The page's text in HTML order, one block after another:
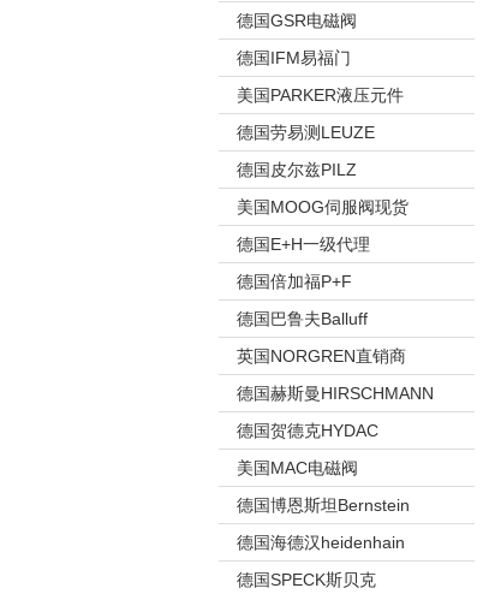
德国GSR电磁阀
德国IFM易福门
美国PARKER液压元件
德国劳易测LEUZE
德国皮尔兹PILZ
美国MOOG伺服阀现货
德国E+H一级代理
德国倍加福P+F
德国巴鲁夫Balluff
英国NORGREN直销商
德国赫斯曼HIRSCHMANN
德国贺德克HYDAC
美国MAC电磁阀
德国博恩斯坦Bernstein
德国海德汉heidenhain
德国SPECK斯贝克